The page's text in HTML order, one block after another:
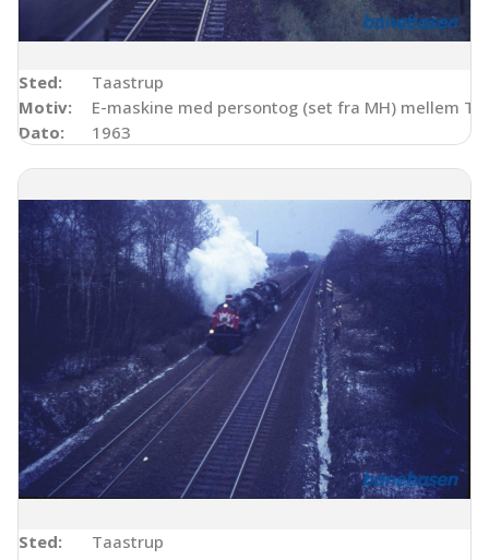
Sted:
Taastrup
Motiv:
E-maskine med persontog (set fra MH) mellem
Dato:
1963
Sted:
Taastrup